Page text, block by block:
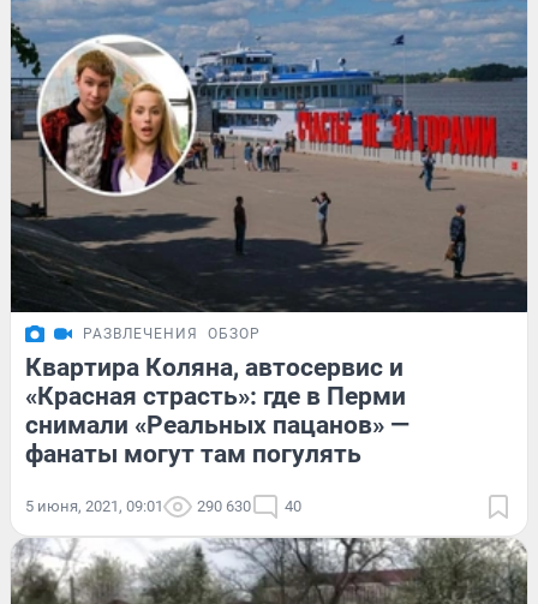
РАЗВЛЕЧЕНИЯ ОБЗОР
Квартира Коляна, автосервис и
«Красная страсть»: где в Перми
снимали «Реальных пацанов» —
фанаты могут там погулять
5 июня, 2021, 09:01 290 630 40